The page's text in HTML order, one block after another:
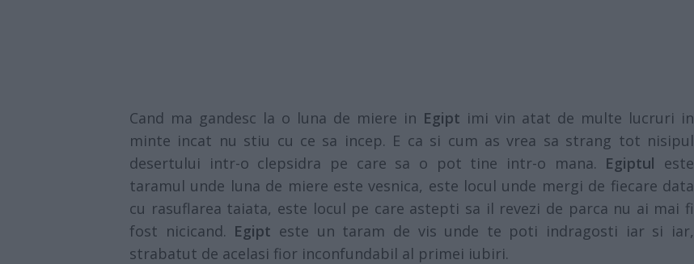
Cand ma gandesc la o luna de miere in Egipt imi vin atat de multe lucruri in
minte incat nu stiu cu ce sa incep. E ca si cum as vrea sa strang tot nisipul
desertului intr-o clepsidra pe care sa o pot tine intr-o mana. Egiptul este
taramul unde luna de miere este vesnica, este locul unde mergi de fiecare data
cu rasuflarea taiata, este locul pe care astepti sa il revezi de parca nu ai mai fi
fost nicicand. Egipt este un taram de vis unde te poti indragosti iar si iar,
strabatut de acelasi fior inconfundabil al primei iubiri.